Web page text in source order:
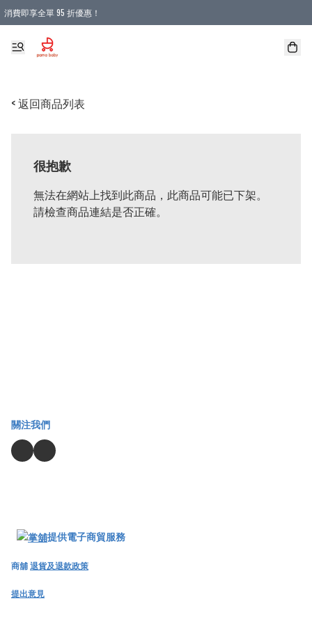
消費即享全單 95 折優惠！
購物滿 HKD 900.00即享免運費優惠！（適用於 本地送貨、本地取貨 )
< 返回商品列表
很抱歉
無法在網站上找到此商品，此商品可能已下架。
請檢查商品連結是否正確。
關注我們
提供電子商貿服務
商舖退貨及退款政策
提出意見